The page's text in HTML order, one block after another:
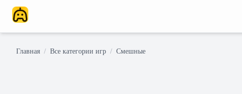
Главная / Все категории игр / Смешные